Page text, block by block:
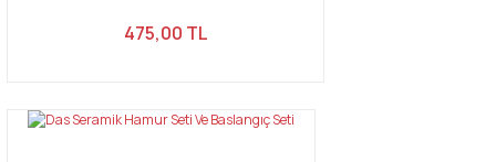
475,00 TL